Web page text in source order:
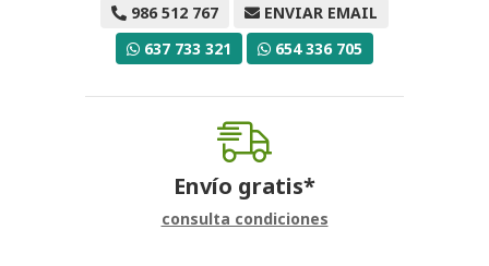
986 512 767
ENVIAR EMAIL
637 733 321
654 336 705
Envío gratis*
consulta condiciones